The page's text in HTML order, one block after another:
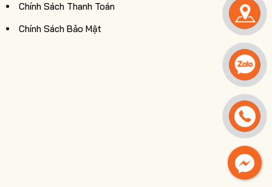
Chính Sách Thanh Toán
Chính Sách Bảo Mật